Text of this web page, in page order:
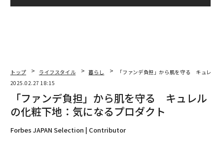
トップ ライフスタイル 暮らし
「ファンデ負担」から肌を守る キュレル
2025.02.27 18:15
「ファンデ負担」から肌を守る キュレル
の化粧下地：気になるプロダクト
Forbes JAPAN Selection | Contributor